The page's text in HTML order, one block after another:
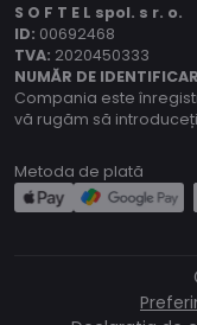
S O F T E L spol. s r. o.
ID: 00692468
TVA: 2020450333
NUMĂR DE
Compania este
vă rugăm să
Metoda de plată